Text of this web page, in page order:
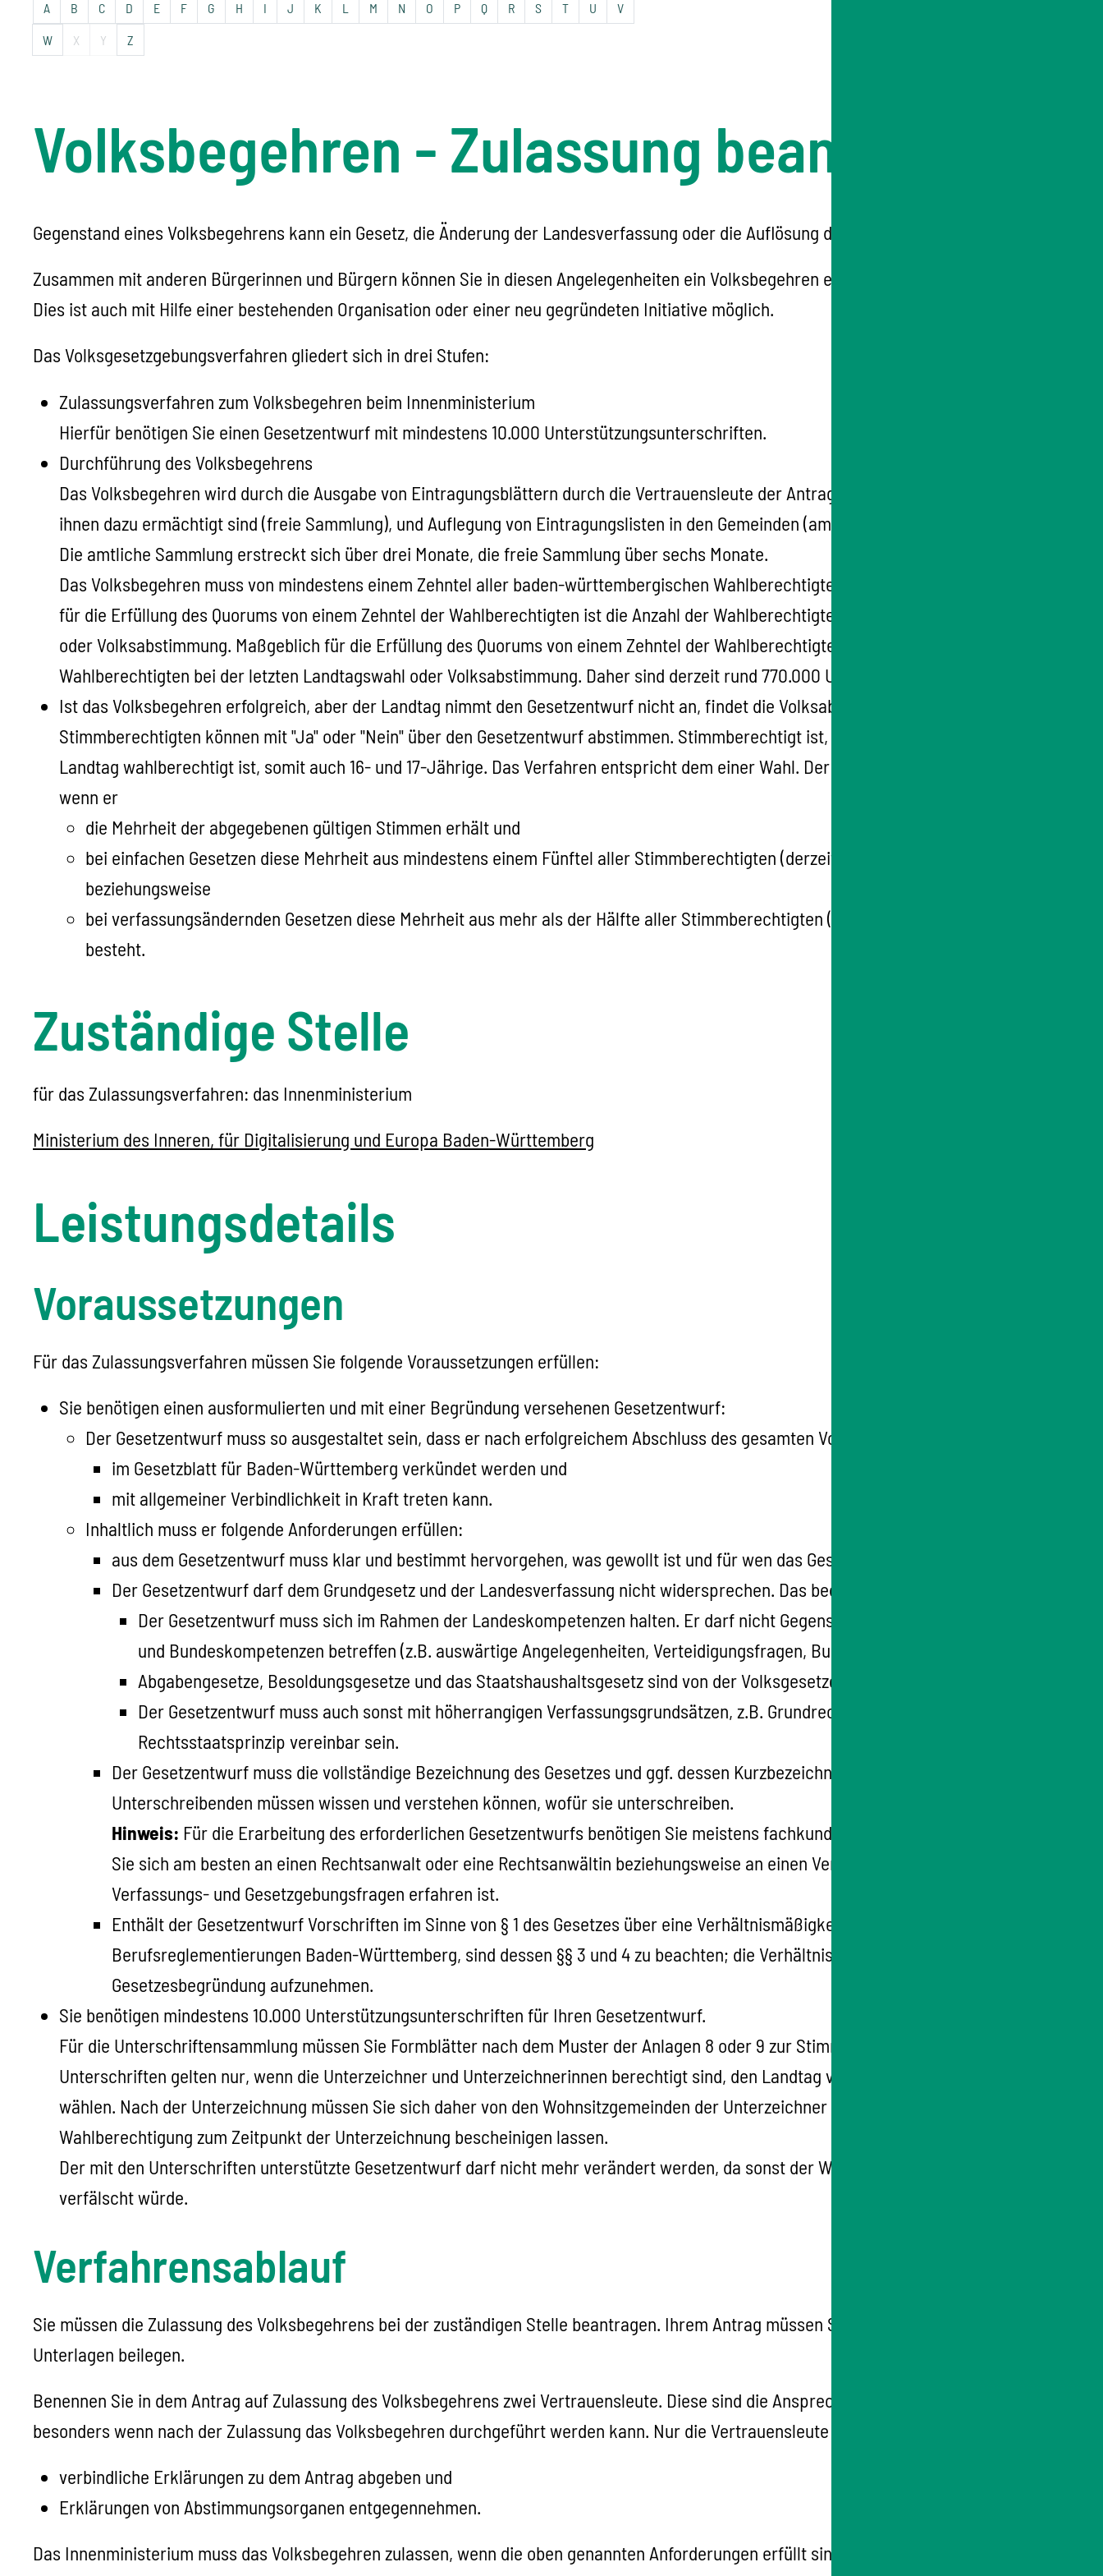
A B C D E F G H I J K L M N O P Q R S T U V
W X Y Z
Volksbegehren - Zulassung beantragen
Gegenstand eines Volksbegehrens kann ein Gesetz, die Änderung der Landesverfassung oder die Auflösung des Landtags sein.
Zusammen mit anderen Bürgerinnen und Bürgern können Sie in diesen Angelegenheiten ein Volksbegehren einleiten (Zulassungsverfahren).
Dies ist auch mit Hilfe einer bestehenden Organisation oder einer neu gegründeten Initiative möglich.
Das Volksgesetzgebungsverfahren gliedert sich in drei Stufen:
Zulassungsverfahren zum Volksbegehren beim Innenministerium
Hierfür benötigen Sie einen Gesetzentwurf mit mindestens 10.000 Unterstützungsunterschriften.
Durchführung des Volksbegehrens
Das Volksbegehren wird durch die Ausgabe von Eintragungsblättern durch die Vertrauensleute der Antragsteller oder Personen, die von
ihnen dazu ermächtigt sind (freie Sammlung), und Auflegung von Eintragungslisten in den Gemeinden (amtliche Sammlung) durchgeführt.
Die amtliche Sammlung erstreckt sich über drei Monate, die freie Sammlung über sechs Monate.
Das Volksbegehren muss von mindestens einem Zehntel aller baden-württembergischen Wahlberechtigten gestellt werden. Maßgeblich
für die Erfüllung des Quorums von einem Zehntel der Wahlberechtigten ist die Anzahl der Wahlberechtigten bei der letzten Landtagswahl
oder Volksabstimmung. Maßgeblich für die Erfüllung des Quorums von einem Zehntel der Wahlberechtigten ist die Anzahl der
Wahlberechtigten bei der letzten Landtagswahl oder Volksabstimmung. Daher sind derzeit rund 770.000 Unterschriften erforderlich.
Ist das Volksbegehren erfolgreich, aber der Landtag nimmt den Gesetzentwurf nicht an, findet die Volksabstimmung statt. Die
Stimmberechtigten können mit "Ja" oder "Nein" über den Gesetzentwurf abstimmen. Stimmberechtigt ist, wer am Abstimmungstag zum
Landtag wahlberechtigt ist, somit auch 16- und 17-Jährige. Das Verfahren entspricht dem einer Wahl. Der Gesetzentwurf ist beschlossen,
wenn er
die Mehrheit der abgegebenen gültigen Stimmen erhält und
bei einfachen Gesetzen diese Mehrheit aus mindestens einem Fünftel aller Stimmberechtigten (derzeit etwa 1,5 Millionen)
beziehungsweise
bei verfassungsändernden Gesetzen diese Mehrheit aus mehr als der Hälfte aller Stimmberechtigten (derzeit etwa 3,8 Millionen)
besteht.
Zuständige Stelle
für das Zulassungsverfahren: das Innenministerium
Ministerium des Inneren, für Digitalisierung und Europa Baden-Württemberg
Leistungsdetails
Voraussetzungen
Für das Zulassungsverfahren müssen Sie folgende Voraussetzungen erfüllen:
Sie benötigen einen ausformulierten und mit einer Begründung versehenen Gesetzentwurf:
Der Gesetzentwurf muss so ausgestaltet sein, dass er nach erfolgreichem Abschluss des gesamten Volksgesetzgebungsverfahrens
im Gesetzblatt für Baden-Württemberg verkündet werden und
mit allgemeiner Verbindlichkeit in Kraft treten kann.
Inhaltlich muss er folgende Anforderungen erfüllen:
aus dem Gesetzentwurf muss klar und bestimmt hervorgehen, was gewollt ist und für wen das Gesetz gelten soll.
Der Gesetzentwurf darf dem Grundgesetz und der Landesverfassung nicht widersprechen. Das bedeutet vor allem:
Der Gesetzentwurf muss sich im Rahmen der Landeskompetenzen halten. Er darf nicht Gegenstände der Bundesgesetzgebung
und Bundeskompetenzen betreffen (z.B. auswärtige Angelegenheiten, Verteidigungsfragen, Bundeswehreinsätze)
Abgabengesetze, Besoldungsgesetze und das Staatshaushaltsgesetz sind von der Volksgesetzgebung ausgeschlossen.
Der Gesetzentwurf muss auch sonst mit höherrangigen Verfassungsgrundsätzen, z.B. Grundrechten und dem
Rechtsstaatsprinzip vereinbar sein.
Der Gesetzentwurf muss die vollständige Bezeichnung des Gesetzes und ggf. dessen Kurzbezeichnung enthalten. Denn die
Unterschreibenden müssen wissen und verstehen können, wofür sie unterschreiben.
Hinweis: Für die Erarbeitung des erforderlichen Gesetzentwurfs benötigen Sie meistens fachkundige Hilfe und Beratung. Wenden
Sie sich am besten an einen Rechtsanwalt oder eine Rechtsanwältin beziehungsweise an einen Verband, der oder die in
Verfassungs- und Gesetzgebungsfragen erfahren ist.
Enthält der Gesetzentwurf Vorschriften im Sinne von § 1 des Gesetzes über eine Verhältnismäßigkeitsprüfung vor Erlass neuer
Berufsreglementierungen Baden-Württemberg, sind dessen §§ 3 und 4 zu beachten; die Verhältnismäßigkeitsprüfung ist in die
Gesetzesbegründung aufzunehmen.
Sie benötigen mindestens 10.000 Unterstützungsunterschriften für Ihren Gesetzentwurf.
Für die Unterschriftensammlung müssen Sie Formblätter nach dem Muster der Anlagen 8 oder 9 zur Stimmordnung verwenden. Die
Unterschriften gelten nur, wenn die Unterzeichner und Unterzeichnerinnen berechtigt sind, den Landtag von Baden-Württemberg zu
wählen. Nach der Unterzeichnung müssen Sie sich daher von den Wohnsitzgemeinden der Unterzeichner und Unterzeichnerinnen die
Wahlberechtigung zum Zeitpunkt der Unterzeichnung bescheinigen lassen.
Der mit den Unterschriften unterstützte Gesetzentwurf darf nicht mehr verändert werden, da sonst der Wille der Unterschreibenden
verfälscht würde.
Verfahrensablauf
Sie müssen die Zulassung des Volksbegehrens bei der zuständigen Stelle beantragen. Ihrem Antrag müssen Sie die erforderlichen
Unterlagen beilegen.
Benennen Sie in dem Antrag auf Zulassung des Volksbegehrens zwei Vertrauensleute. Diese sind die Ansprechpartner der Verwaltung,
besonders wenn nach der Zulassung das Volksbegehren durchgeführt werden kann. Nur die Vertrauensleute dürfen
verbindliche Erklärungen zu dem Antrag abgeben und
Erklärungen von Abstimmungsorganen entgegennehmen.
Das Innenministerium muss das Volksbegehren zulassen, wenn die oben genannten Anforderungen erfüllt sind. Ansonsten lehnt es die